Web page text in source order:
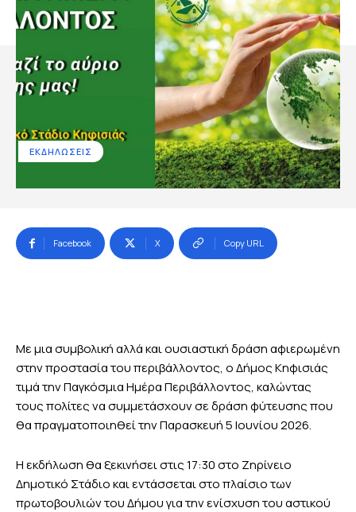
ΕΚΔΗΛΩΣΕΙΣ
Facebook X Copy URL
Με μια συμβολική αλλά και ουσιαστική δράση αφιερωμένη
στην προστασία του περιβάλλοντος, ο Δήμος Κηφισιάς
τιμά την Παγκόσμια Ημέρα Περιβάλλοντος, καλώντας
τους πολίτες να συμμετάσχουν σε δράση φύτευσης που
θα πραγματοποιηθεί την Παρασκευή 5 Ιουνίου 2026.
Η εκδήλωση θα ξεκινήσει στις 17:30 στο Ζηρίνειο
Δημοτικό Στάδιο και εντάσσεται στο πλαίσιο των
πρωτοβουλιών του Δήμου για την ενίσχυση του αστικού